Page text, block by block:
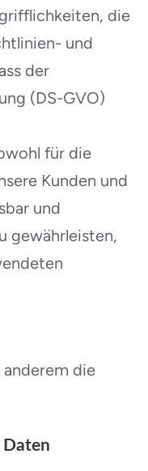
die
und
der
(DS-GVO)
für die
Kunden und
und
gewährleisten,
die